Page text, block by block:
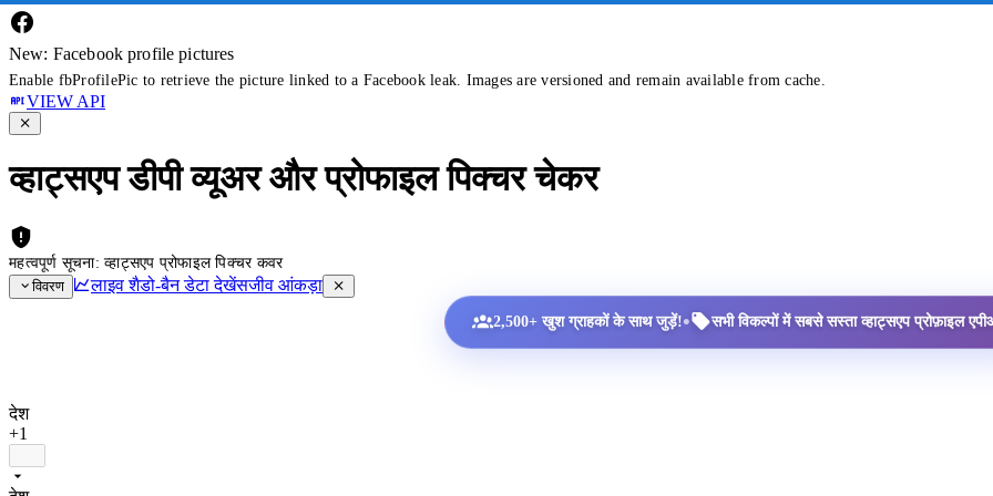
New: Facebook profile pictures
Enable fbProfilePic to retrieve the picture linked to a Facebook leak. Images are versioned and remain available from cache.
VIEW API
व्हाट्सएप डीपी व्यूअर और प्रोफाइल पिक्चर चेकर
महत्वपूर्ण सूचना: व्हाट्सएप प्रोफाइल पिक्चर कवर
विवरण
लाइव शैडो-बैन डेटा देखेंसजीव आंकड़ा
2,500+ खुश ग्राहकों के साथ जुड़ें!• सभी विकल्पों में सबसे सस्ता व्हाट्सएप प्रोफ़ाइल
देश
+1